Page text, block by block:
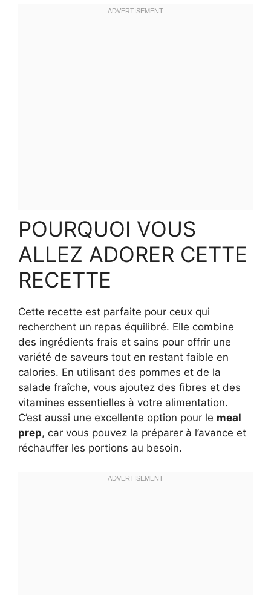
POURQUOI VOUS
ALLEZ ADORER CETTE
RECETTE
Cette recette est parfaite pour ceux qui
recherchent un repas équilibré. Elle combine
des ingrédients frais et sains pour offrir une
variété de saveurs tout en restant faible en
calories. En utilisant des pommes et de la
salade fraîche, vous ajoutez des fibres et des
vitamines essentielles à votre alimentation.
C’est aussi une excellente option pour le meal
prep, car vous pouvez la préparer à l’avance et
réchauffer les portions au besoin.